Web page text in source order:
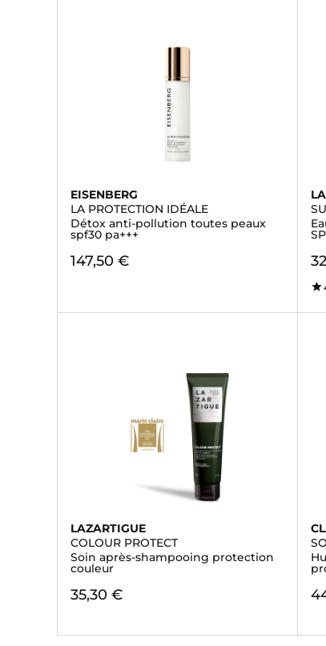
EISENBERG
LA PROTECTION IDÉALE
Détox anti-pollution toutes peaux
spf30 pa+++
147,50 €
LAZARTIGUE
COLOUR PROTECT
Soin après-shampooing protection
couleur
35,30 €